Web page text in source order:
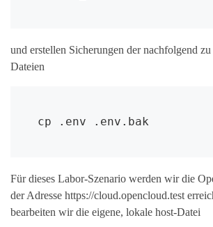
und erstellen Sicherungen der nachfolgend zu
Dateien
cp .env .env.bak
Für dieses Labor-Szenario werden wir die
der Adresse https://cloud.opencloud.test
bearbeiten wir die eigene, lokale host-Datei